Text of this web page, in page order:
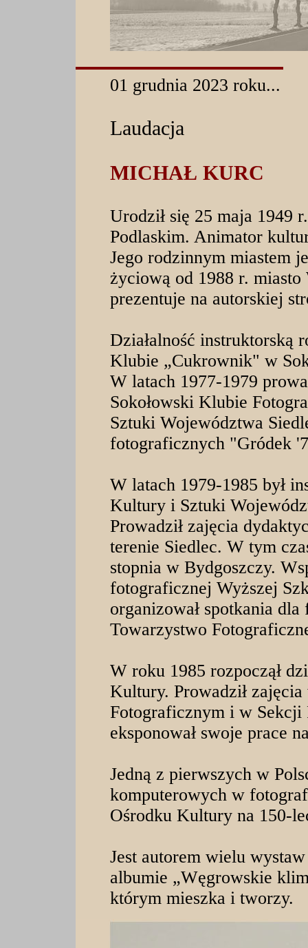
01 grudnia 2023 roku...
Laudacja
MICHAŁ KURC
Urodził się 25 maja 1949
Podlaskim. Animator
Jego rodzinnym miastem
życiową od 1988 r.
prezentuje na autorskiej
Działalność instruktorską
Klubie „Cukrownik" w
W latach 1977-1979
Sokołowski Klubie
Sztuki Województwa
fotograficznych "Gródek
W latach 1979-1985 był
Kultury i Sztuki
Prowadził zajęcia
terenie Siedlec. W tym
stopnia w Bydgoszczy.
fotograficznej Wyższej
organizował spotkania dla
Towarzystwo
W roku 1985 rozpoczął
Kultury. Prowadził
Fotograficznym i w
eksponował swoje prace
Jedną z pierwszych w
komputerowych w
Ośrodku Kultury na 150-
Jest autorem wielu
albumie „Węgrowskie
którym mieszka i tworzy.